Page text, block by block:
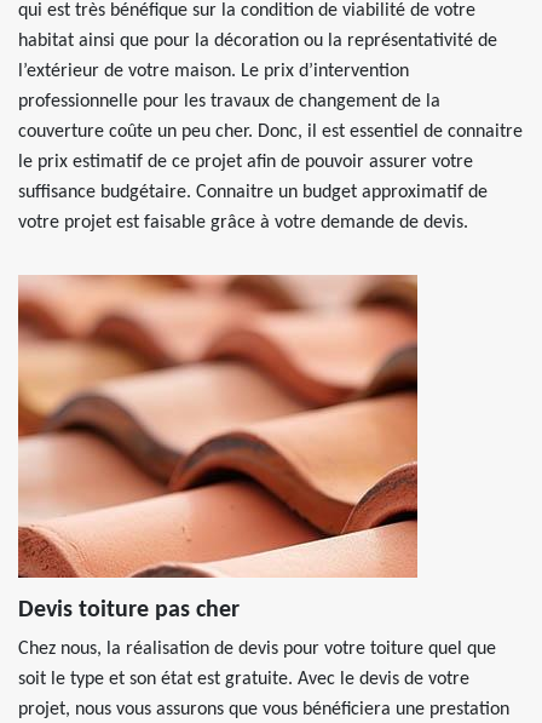
qui est très bénéfique sur la condition de viabilité de votre
habitat ainsi que pour la décoration ou la représentativité de
l’extérieur de votre maison. Le prix d’intervention
professionnelle pour les travaux de changement de la
couverture coûte un peu cher. Donc, il est essentiel de connaitre
le prix estimatif de ce projet afin de pouvoir assurer votre
suffisance budgétaire. Connaitre un budget approximatif de
votre projet est faisable grâce à votre demande de devis.
Devis toiture pas cher
Chez nous, la réalisation de devis pour votre toiture quel que
soit le type et son état est gratuite. Avec le devis de votre
projet, nous vous assurons que vous bénéficiera une prestation